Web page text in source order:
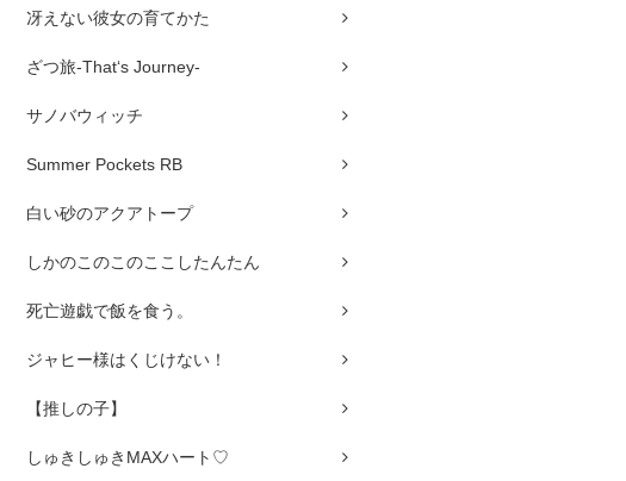
冴えない彼女の育てかた
ざつ旅-That‘s Journey-
サノバウィッチ
Summer Pockets RB
白い砂のアクアトープ
しかのこのこのここしたんたん
死亡遊戯で飯を食う。
ジャヒー様はくじけない！
【推しの子】
しゅきしゅきMAXハート♡